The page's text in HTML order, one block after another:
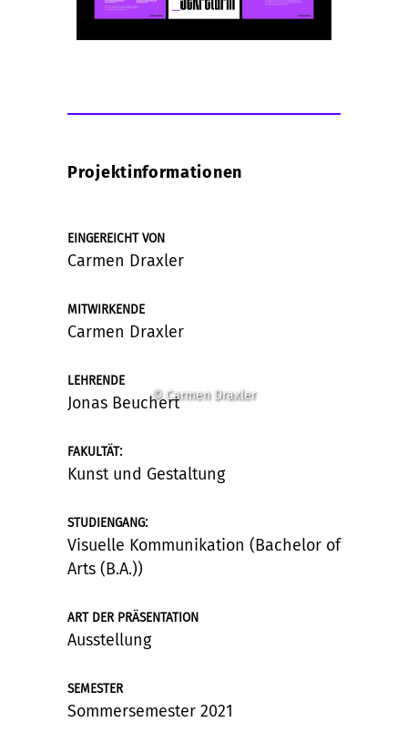
© Carmen Draxler
Projektinformationen
EINGEREICHT VON
Carmen Draxler
MITWIRKENDE
Carmen Draxler
LEHRENDE
Jonas Beuchert
FAKULTÄT:
Kunst und Gestaltung
STUDIENGANG:
Visuelle Kommunikation (Bachelor of
Arts (B.A.))
ART DER PRÄSENTATION
Ausstellung
SEMESTER
Sommersemester 2021